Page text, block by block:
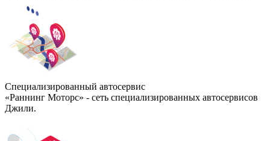
Специализированный автосервис
«Раннинг Моторс» - сеть специализированных автосервисов
Джили.